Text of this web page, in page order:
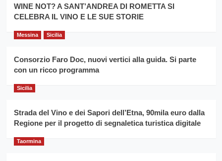
la
filiera
grano
per
il
anno
Franco
Caruso
WINE NOT? A SANT’ANDREA DI ROMETTA SI
CELEBRA IL VINO E LE SUE STORIE
Messina Sicilia
Consorzio Faro Doc, nuovi vertici alla guida. Si parte
con un ricco programma
Sicilia
Strada del Vino e dei Sapori dell’Etna, 90mila euro dalla
Regione per il progetto di segnaletica turistica digitale
Taormina